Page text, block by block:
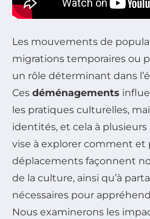
Les mouvements de
migrations temporaires ou
un rôle déterminant dans
Ces déménagements
les pratiques culturelles,
identités, et cela à plusieurs
vise à explorer comment et
déplacements façonnent
de la culture, ainsi qu’à
nécessaires pour
Nous examinerons les